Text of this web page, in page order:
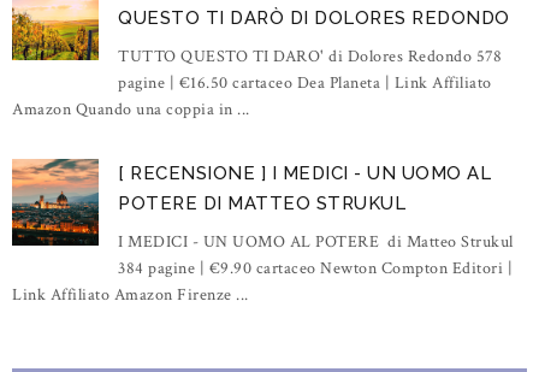
QUESTO TI DARÒ DI DOLORES REDONDO
TUTTO QUESTO TI DARO' di Dolores Redondo 578
pagine | €16.50 cartaceo Dea Planeta | Link Affiliato
Amazon Quando una coppia in ...
[ RECENSIONE ] I MEDICI - UN UOMO AL
POTERE DI MATTEO STRUKUL
I MEDICI - UN UOMO AL POTERE di Matteo Strukul
384 pagine | €9.90 cartaceo Newton Compton Editori |
Link Affiliato Amazon Firenze ...